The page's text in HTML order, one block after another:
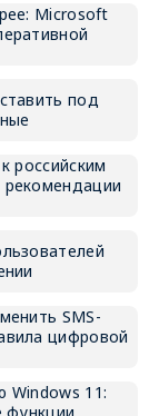
Microsoft
под
российским
SMS-
цифровой
Windows 11: